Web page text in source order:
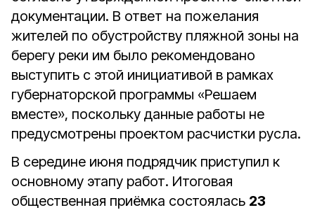
документации. В ответ на пожелания
жителей по обустройству пляжной зоны на
берегу реки им было рекомендовано
выступить с этой инициативой в рамках
губернаторской программы «Решаем
вместе», поскольку данные работы не
предусмотрены проектом расчистки русла.
В середине июня подрядчик приступил к
основному этапу работ. Итоговая
общественная приёмка состоялась 23